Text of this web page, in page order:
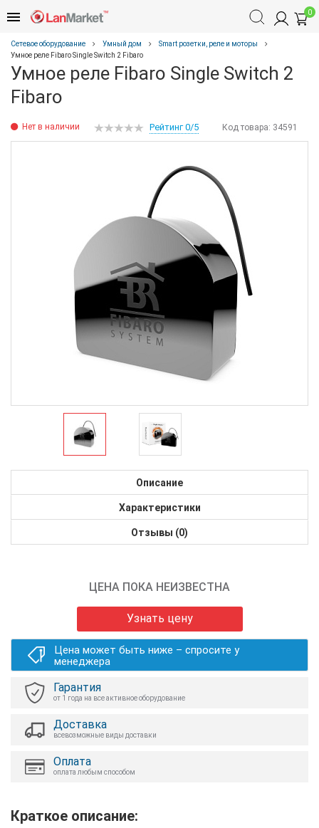
0
Сетевое оборудование Умный дом
Smart розетки, реле и моторы
Умное реле Fibaro Single Switch 2 Fibaro
Умное реле Fibaro Single Switch 2
Fibaro
Нет в наличии Код товара: 34591
Рейтинг 0/5
Описание
Характеристики
Отзывы (0)
ЦЕНА ПОКА НЕИЗВЕСТНА
Узнать цену
Цена может быть ниже – спросите у
менеджера
Гарантия
от 1 года на все активное оборудование
Доставка
всевозможные виды доставки
Оплата
оплата любым способом
Краткое описание: